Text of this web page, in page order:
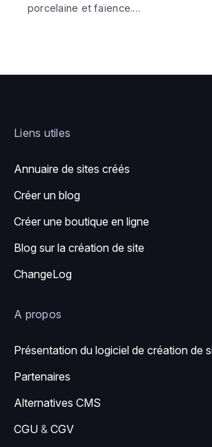
porcelaine et faïence.
Liens utiles
Annuaire de sites créés
Créer un blog
Créer une boutique en ligne
Blog sur la création de site
ChangeLog
A propos
Présentation du logiciel de création de
Partenaires
Alternatives CMS
CGU & CGV